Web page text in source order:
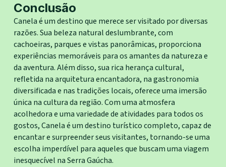
Conclusão
Canela é um destino que merece ser visitado por diversas
razões. Sua beleza natural deslumbrante, com
cachoeiras, parques e vistas panorâmicas, proporciona
experiências memoráveis para os amantes da natureza e
da aventura. Além disso, sua rica herança cultural,
refletida na arquitetura encantadora, na gastronomia
diversificada e nas tradições locais, oferece uma imersão
única na cultura da região. Com uma atmosfera
acolhedora e uma variedade de atividades para todos os
gostos, Canela é um destino turístico completo, capaz de
encantar e surpreender seus visitantes, tornando-se uma
escolha imperdível para aqueles que buscam uma viagem
inesquecível na Serra Gaúcha.